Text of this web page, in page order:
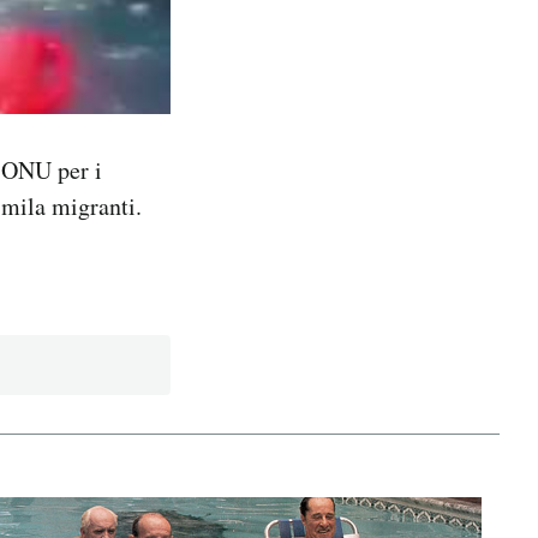
per i
migranti.